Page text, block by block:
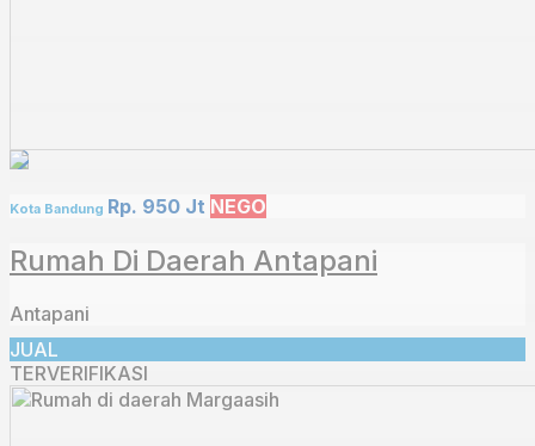
Kota Bandung Rp. 950 Jt NEGO
Rumah Di Daerah Antapani
Antapani
JUAL
TERVERIFIKASI